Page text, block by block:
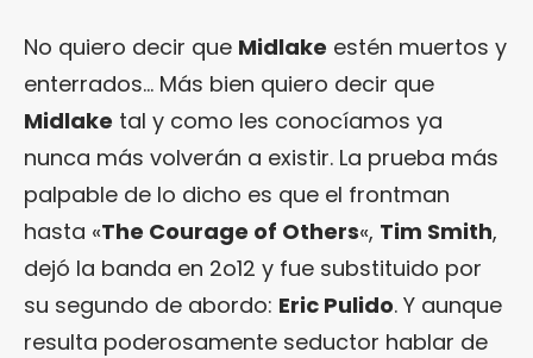
No quiero decir que Midlake estén muertos y
enterrados… Más bien quiero decir que
Midlake tal y como les conocíamos ya
nunca más volverán a existir. La prueba más
palpable de lo dicho es que el frontman
hasta «The Courage of Others«, Tim Smith,
dejó la banda en 2o12 y fue substituido por
su segundo de abordo: Eric Pulido. Y aunque
resulta poderosamente seductor hablar de